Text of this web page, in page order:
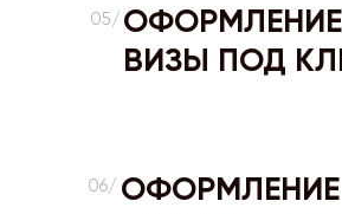
ОФОРМЛЕНИЕ
ВИЗЫ ПОД
05/
ОФОРМЛЕНИЕ
06/